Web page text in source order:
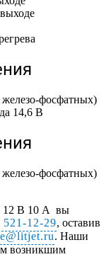
фосфатных)
14,6 В
фосфатных)
12 В 10 А вы
12-29, оставив
. Наши
возникшим